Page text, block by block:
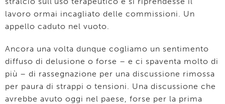
lavoro ormai incagliato delle commissioni. Un
appello caduto nel vuoto.
Ancora una volta dunque cogliamo un sentimento
diffuso di delusione o forse – e ci spaventa molto di
più – di rassegnazione per una discussione rimossa
per paura di strappi o tensioni. Una discussione che
avrebbe avuto oggi nel paese, forse per la prima